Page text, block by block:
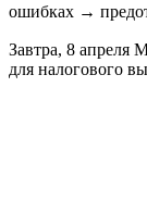
ошибках →
Завтра, 8 апреля
для налогового